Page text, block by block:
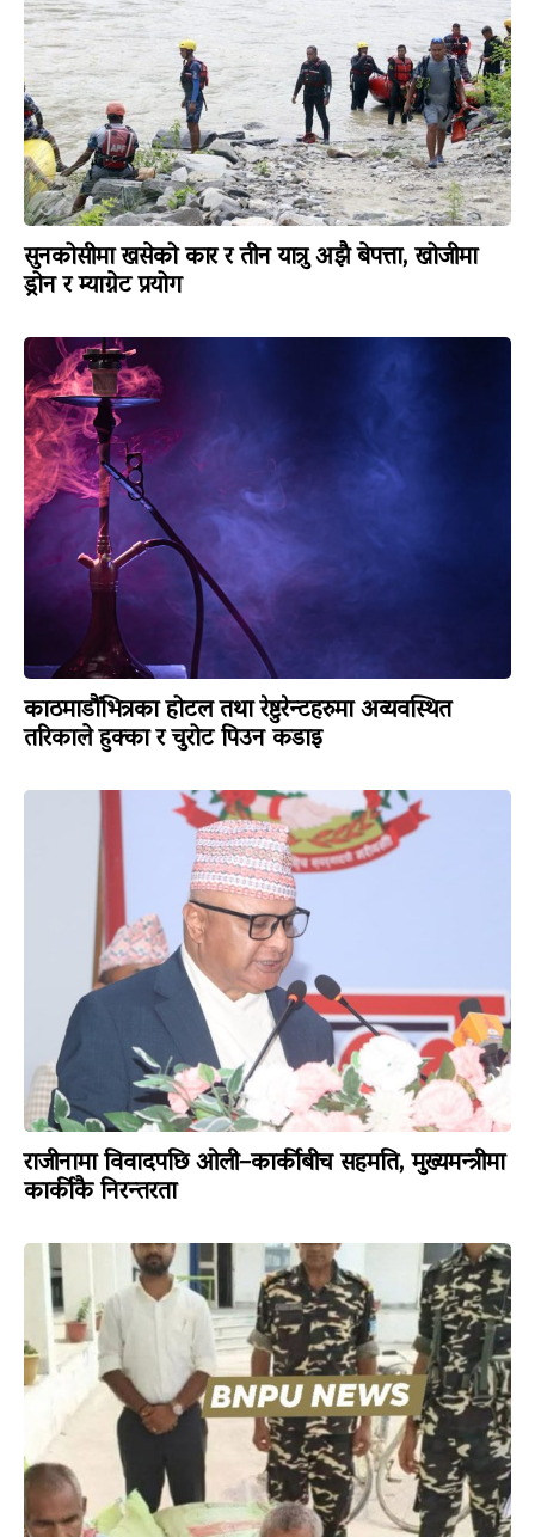
सुनकोसीमा खसेको कार र तीन यात्रु अझै बेपत्ता, खोजीमा
ड्रोन र म्याग्नेट प्रयोग
काठमाडौंभित्रका होटल तथा रेष्टुरेन्टहरुमा अव्यवस्थित
तरिकाले हुक्का र चुरोट पिउन कडाइ
राजीनामा विवादपछि ओली–कार्कीबीच सहमति, मुख्यमन्त्रीमा
कार्कीकै निरन्तरता